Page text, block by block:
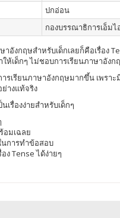
ปกอ่อน
กองบรรณาธิการเอ็มไ
อังกฤษสำหรับเด็กเลยก็คือเรื่อง
ห้เด็กๆ ไม่ชอบการเรียนภาษาอังก
รเรียนภาษาอังกฤษมากขึ้น เพรา
างแท้จริง
เรื่องง่ายสำหรับเด็กๆ
อมเฉลย
นการทำข้อสอบ
ง Tense ได้ง่ายๆ